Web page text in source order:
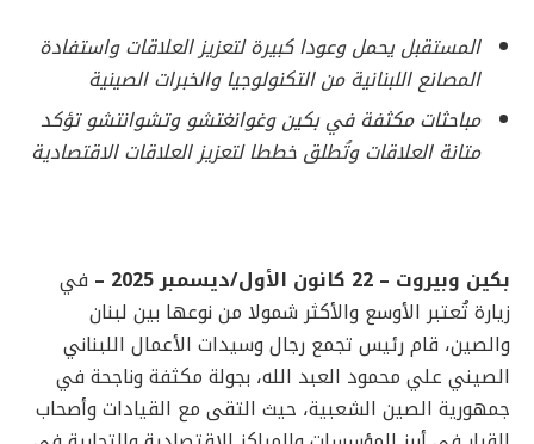
المستقبل يحمل وعودا كبيرة لتعزيز العلاقات واستفادة
المصانع اللبنانية من التكنولوجيا والخبرات الصينية
مباحثات مكثفة في بكين وغوانغتشو وتشوانتشو تؤكد
متانة العلاقات وتُطلق خططا لتعزيز العلاقات الاقتصادية
بكين وبيروت – 22 كانون الأول/ديسمبر 2025 –
في
زيارة تُعتبر الأوسع والأكثر شمولا من نوعها بين لبنان
والصين، قام رئيس تجمع رجال وسيدات الأعمال اللبناني
الصيني علي محمود العبد الله، بجولة مكثفة وناجحة في
جمهورية الصين الشعبية، حيث التقى مع القيادات وأصحاب